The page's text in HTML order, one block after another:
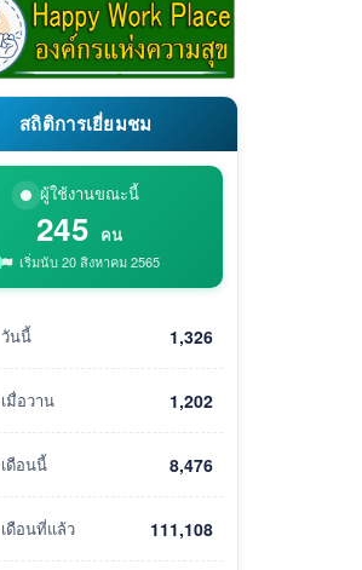
สถิติการเยี่ยมชม
ผู้ใช้งานขณะนี้
245 คน
เริ่มนับ 20 สิงหาคม 2565
วันนี้ 1,326
เมื่อวาน 1,202
เดือนนี้ 8,476
เดือนที่แล้ว 111,108